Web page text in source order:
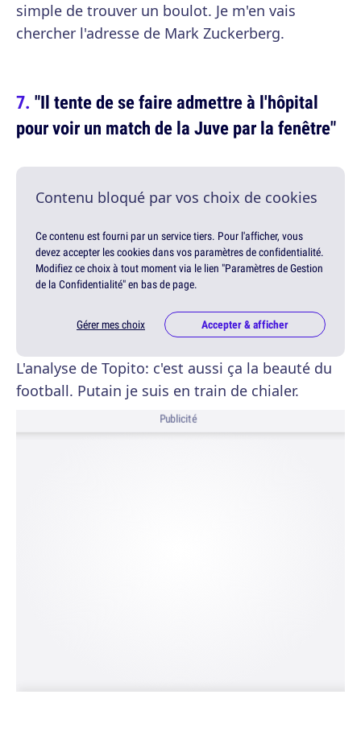
simple de trouver un boulot. Je m'en vais
chercher l'adresse de Mark Zuckerberg.
"Il tente de se faire admettre à l'hôpital
pour voir un match de la Juve par la fenêtre"
Contenu bloqué par vos choix de cookies
Ce contenu est fourni par un service tiers. Pour l'afficher, vous
devez accepter les cookies dans vos paramètres de confidentialité.
Modifiez ce choix à tout moment via le lien "Paramètres de Gestion
de la Confidentialité" en bas de page.
Gérer mes choix Accepter & afficher
L'analyse de Topito: c'est aussi ça la beauté du
football. Putain je suis en train de chialer.
Publicité